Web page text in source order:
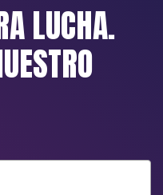
LUCHA.